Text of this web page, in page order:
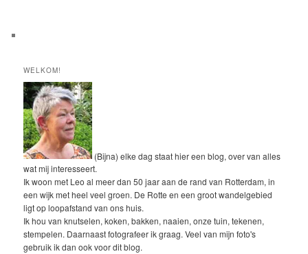
WELKOM!
(Bijna) elke dag staat hier een blog, over van alles
wat mij interesseert.
Ik woon met Leo al meer dan 50 jaar aan de rand van Rotterdam, in
een wijk met heel veel groen. De Rotte en een groot wandelgebied
ligt op loopafstand van ons huis.
Ik hou van knutselen, koken, bakken, naaien, onze tuin, tekenen,
stempelen. Daarnaast fotografeer ik graag. Veel van mijn foto's
gebruik ik dan ook voor dit blog.